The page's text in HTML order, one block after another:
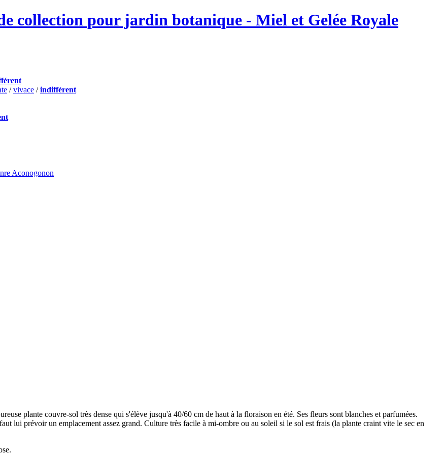
collection pour jardin botanique - Miel et Gelée Royale
/vivace /indifférent
Aconogonon
plante couvre-sol très dense qui s'élève jusqu'à 40/60 cm de haut à la floraison en été. Ses fleurs sont blanches et parfumées.
lui prévoir un emplacement assez grand. Culture très facile à mi-ombre ou au soleil si le sol est frais (la plante craint vite le sec en